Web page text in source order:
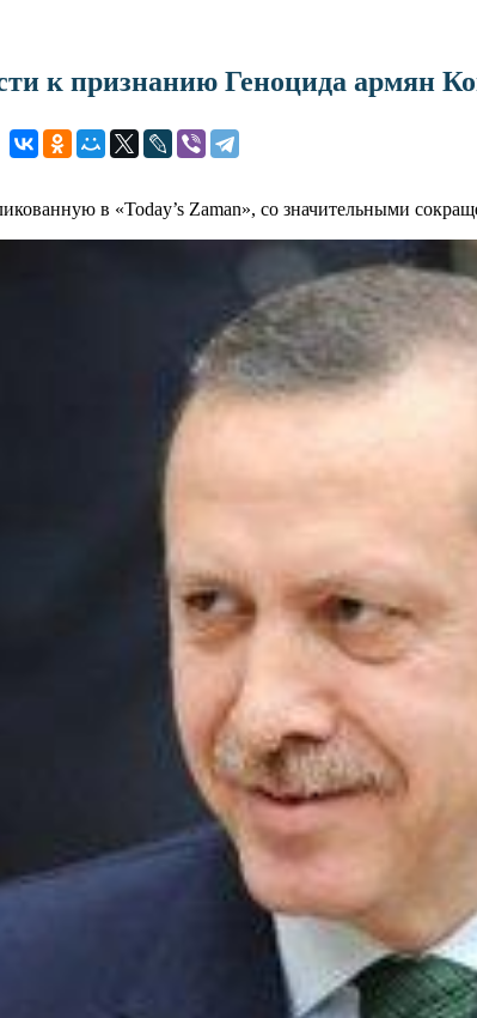
к признанию Геноцида армян
в «Today’s Zaman», со значительными